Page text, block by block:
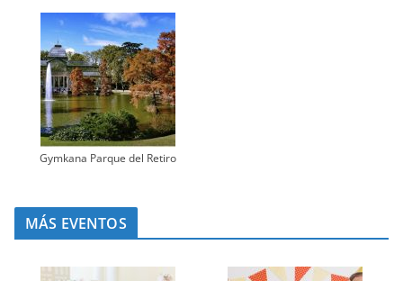
Gymkana Parque del Retiro
MÁS EVENTOS